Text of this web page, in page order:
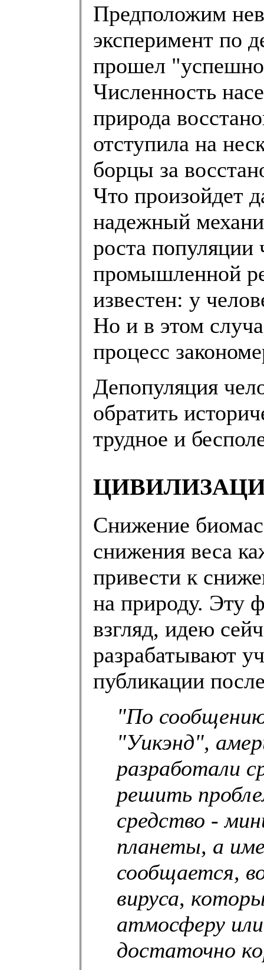
Предположим
эксперимент по
прошел
Численность
природа
отступила на
борцы за
Что произойдет
надежный
роста популяции
промышленной
известен: у
Но и в этом
процесс
Депопуляция
обратить
трудное и
Снижение
снижения веса
привести к
на природу. Эту
взгляд, идею
разрабатывают
публикации
"По
"Уикэнд",
разработали
решить
средство -
планеты, а
сообщается,
вируса,
атмосферу
достаточно